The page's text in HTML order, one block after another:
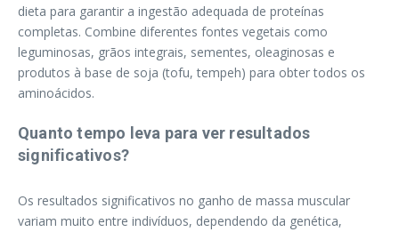
dieta para garantir a ingestão adequada de proteínas
completas. Combine diferentes fontes vegetais como
leguminosas, grãos integrais, sementes, oleaginosas e
produtos à base de soja (tofu, tempeh) para obter todos os
aminoácidos.
Quanto tempo leva para ver resultados
significativos?
Os resultados significativos no ganho de massa muscular
variam muito entre indivíduos, dependendo da genética,